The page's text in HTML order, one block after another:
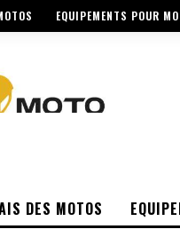
EQUIPEMENTS POUR
DES MOTOS